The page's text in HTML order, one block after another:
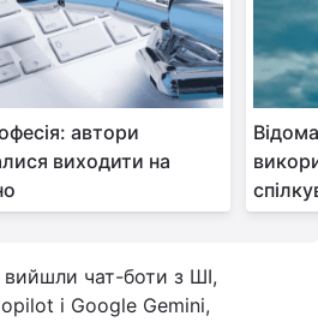
автори
виходити на
вийшли чат-боти з ШІ,
і Google Gemini,